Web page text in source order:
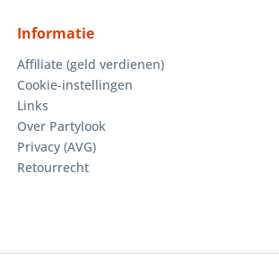
Informatie
Affiliate (geld verdienen)
Cookie-instellingen
Links
Over Partylook
Privacy (AVG)
Retourrecht